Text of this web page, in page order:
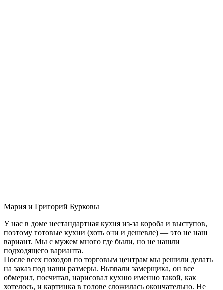
Мария и Григорий Бурковы
У нас в доме нестандартная кухня из-за короба и выступов,
поэтому готовые кухни (хоть они и дешевле) — это не наш
вариант. Мы с мужем много где были, но не нашли
подходящего варианта.
После всех походов по торговым центрам мы решили делать
на заказ под наши размеры. Вызвали замерщика, он все
обмерил, посчитал, нарисовал кухню именно такой, как
хотелось, и картинка в голове сложилась окончательно. Не